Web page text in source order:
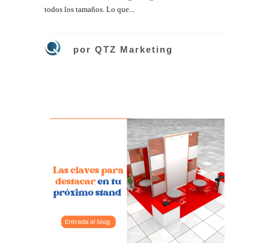
todos los tamaños. Lo que...
por QTZ Marketing